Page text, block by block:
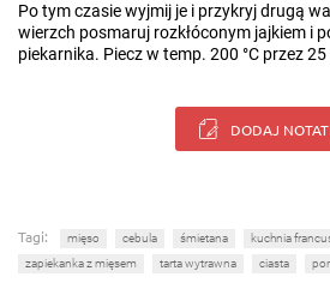
Po tym czasie wyjmij je i przykryj drugą
wierzch posmaruj rozkłóconym jajkiem i
piekarnika. Piecz w temp. 200 °C przez
DODAJ
Tagi: mięso cebula śmietana kuchnia
zapiekanka z mięsem
tarta wytrawna ciasta